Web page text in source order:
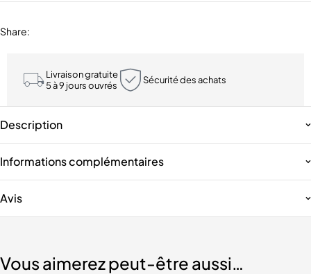
Share:
Livraison gratuite
5 à 9 jours ouvrés
Sécurité des achats
Description
Informations complémentaires
Avis
Vous aimerez peut-être aussi…